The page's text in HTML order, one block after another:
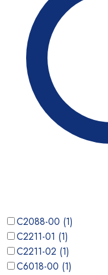
C2088-00 (1)
C2211-01 (1)
C2211-02 (1)
C6018-00 (1)